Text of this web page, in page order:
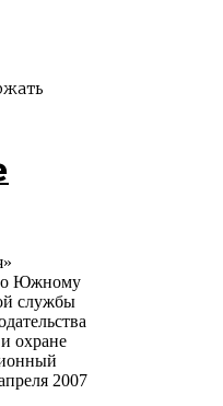
Южному
службы
охране
2007